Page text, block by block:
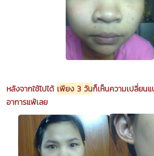
หลังจากใช้ไปได้ เพียง 3 วันก็เห็นความเปลี่ยน
อาการแพ้เลย